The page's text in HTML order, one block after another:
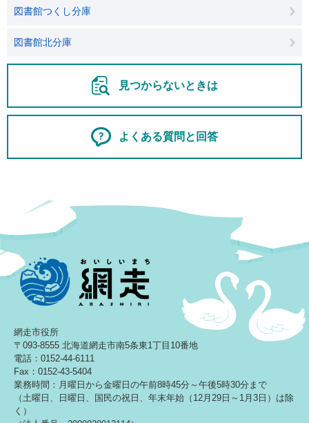
図書館つくし分庫
図書館北分庫
見つからないときは
よくある質問と回答
網走市役所
〒093-8555 北海道網走市南5条東1丁目10番地
電話：0152-44-6111
Fax：0152-43-5404
業務時間：月曜日から金曜日の午前8時45分～午後5時30分まで
（土曜日、日曜日、国民の祝日、年末年始（12月29日～1月3日）は除
く）